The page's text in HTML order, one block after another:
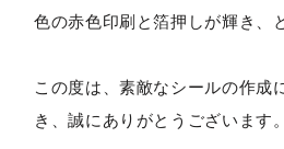
色の赤色印刷と箔押しが輝き、
この度は、素敵なシールの作成
き、誠にありがとうございます。